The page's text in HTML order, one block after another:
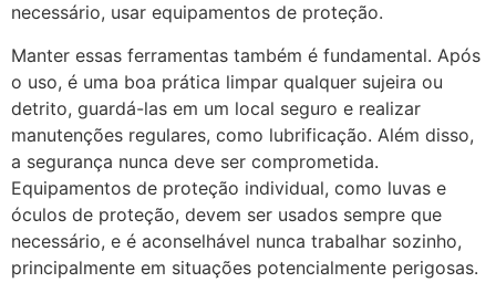
necessário, usar equipamentos de proteção.
Manter essas ferramentas também é fundamental. Após
o uso, é uma boa prática limpar qualquer sujeira ou
detrito, guardá-las em um local seguro e realizar
manutenções regulares, como lubrificação. Além disso,
a segurança nunca deve ser comprometida.
Equipamentos de proteção individual, como luvas e
óculos de proteção, devem ser usados sempre que
necessário, e é aconselhável nunca trabalhar sozinho,
principalmente em situações potencialmente perigosas.